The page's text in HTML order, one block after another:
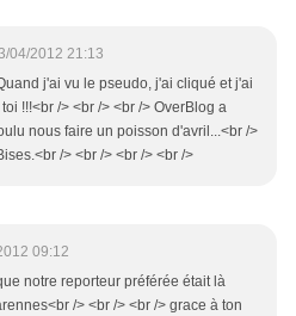
04/2012 21:13
j'ai vu le pseudo, j'ai cliqué et j'ai
!!!<br /> <br /> <br /> OverBlog a
nous faire un poisson d'avril...<br />
/> <br /> <br /> <br />
09:12
notre reporteur préférée était là
/> <br /> <br /> grace à ton